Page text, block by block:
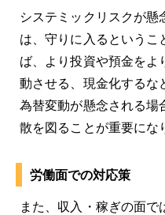
システミックリスクが懸
は、守りに入るというこ
ば、より投資や預金をよ
動させる、現金化するな
為替変動が懸念される場
散を図ることが重要にな
労働面での対応策
また、収入・稼ぎの面